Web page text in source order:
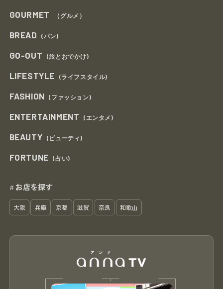
GOURMET （グルメ）
BREAD (パン)
GO-OUT (旅とおでかけ)
LIFESTYLE (ライフスタイル)
FASHION (ファッション)
ENTERTAINMENT (エンタメ)
BEAUTY (ビューティ)
FORTUNE (占い)
# お店を探す
大阪 兵庫 京都 滋賀 奈良 和歌山